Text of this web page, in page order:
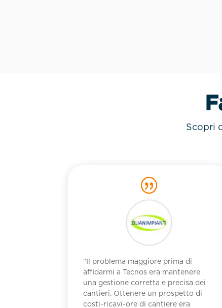
Scopri
“Il problema maggiore prima di
affidarmi a Tecnos era mantenere
una gestione corretta e precisa dei
cantieri. Ottenere un prospetto di
costi-ricavi-ore di cantiere era